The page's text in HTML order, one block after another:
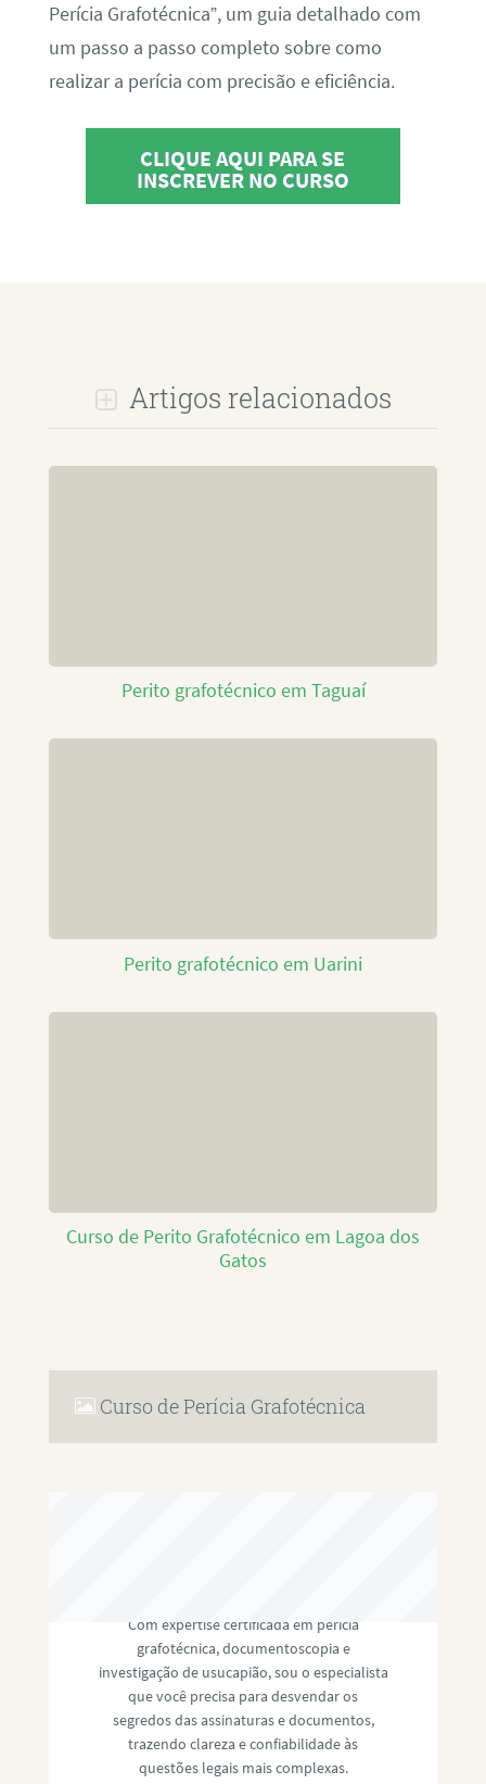
Perícia Grafotécnica”, um guia detalhado com
um passo a passo completo sobre como
realizar a perícia com precisão e eficiência.
CLIQUE AQUI PARA SE
INSCREVER NO CURSO
Artigos relacionados
Perito grafotécnico em Taguaí
Perito grafotécnico em Uarini
Curso de Perito Grafotécnico em Lagoa dos
Gatos
Curso de Perícia Grafotécnica
Com expertise certificada em perícia
grafotécnica, documentoscopia e
investigação de usucapião, sou o especialista
que você precisa para desvendar os
segredos das assinaturas e documentos,
trazendo clareza e confiabilidade às
questões legais mais complexas.